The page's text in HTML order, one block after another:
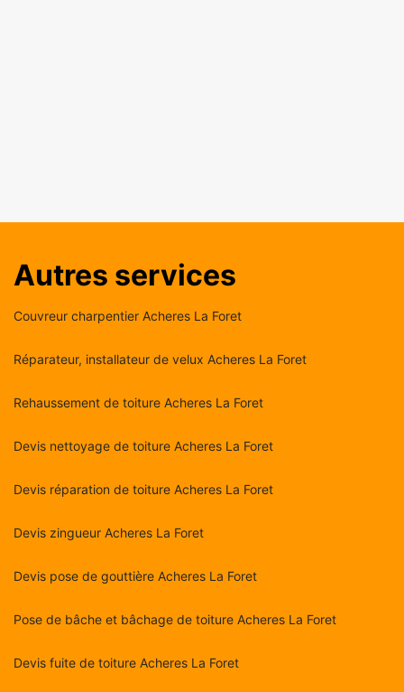
Autres services
Couvreur charpentier Acheres La Foret
Réparateur, installateur de velux Acheres La Foret
Rehaussement de toiture Acheres La Foret
Devis nettoyage de toiture Acheres La Foret
Devis réparation de toiture Acheres La Foret
Devis zingueur Acheres La Foret
Devis pose de gouttière Acheres La Foret
Pose de bâche et bâchage de toiture Acheres La Foret
Devis fuite de toiture Acheres La Foret